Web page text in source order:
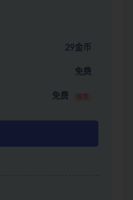
29金币
免费
免费 推荐